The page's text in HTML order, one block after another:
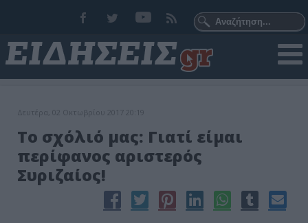
Δευτέρα, 02 Οκτωβρίου 2017 20:19
Το σχόλιό μας: Γιατί είμαι
περίφανος αριστερός
Συριζαίος!